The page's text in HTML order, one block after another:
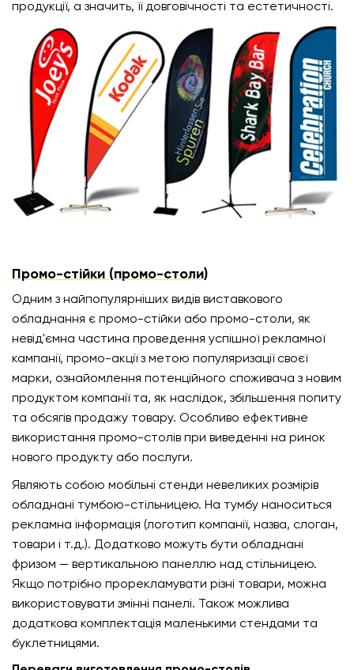
продукції, а значить, її довговічності та естетичності.
Промо-стійки (промо-столи)
Одним з найпопулярніших видів виставкового
обладнання є промо-стійки або промо-столи, як
невід'ємна частина проведення успішної рекламної
кампанії, промо-акції з метою популяризації своєї
марки, ознайомлення потенційного споживача з новим
продуктом компанії та, як наслідок, збільшення попиту
та обсягів продажу товару. Особливо ефективне
використання промо-столів при виведенні на ринок
нового продукту або послуги.
Являють собою мобільні стенди невеликих розмірів
обладнані тумбою-стільницею. На тумбу наноситься
рекламна інформація (логотип компанії, назва, слоган,
товари і т.д.). Додатково можуть бути обладнані
фризом — вертикальною панеллю над стільницею.
Якщо потрібно прорекламувати різні товари, можна
використовувати змінні панелі. Також можлива
додаткова комплектація маленькими стендами та
буклетницями.